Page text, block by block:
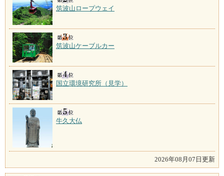
筑波山ロープウェイ
筑波山ケーブルカー
国立環境研究所（見学）
牛久大仏
2026年08月07日更新